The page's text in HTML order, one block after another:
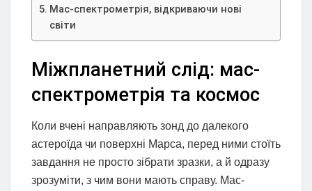
Мас-спектрометрія, відкриваючи нові
світи
Міжпланетний слід: мас-
спектрометрія та космос
Коли вчені направляють зонд до далекого
астероїда чи поверхні Марса, перед ними стоїть
завдання не просто зібрати зразки, а й одразу
зрозуміти, з чим вони мають справу. Мас-